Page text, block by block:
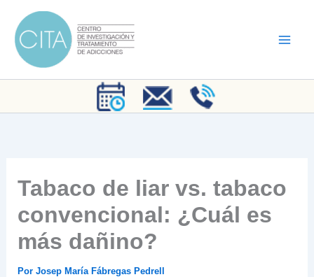
contenido
Tabaco de liar vs. tabaco
convencional: ¿Cuál es
más dañino?
Por Josep María Fábregas Pedrell